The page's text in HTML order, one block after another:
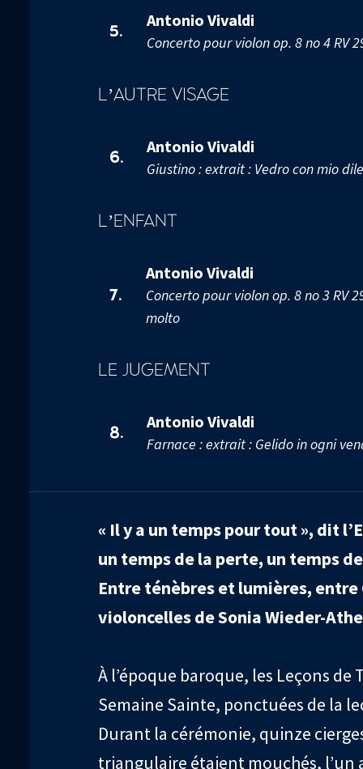
5.
Antonio Vivaldi
Concerto pour violon op. 8 no 4 RV
L’AUTRE VISAGE
6.
Antonio Vivaldi
Giustino : extrait : Vedro con mio
L’ENFANT
7.
Antonio Vivaldi
Concerto pour violon op. 8 no 3 RV
molto
LE JUGEMENT
8.
Antonio Vivaldi
Farnace : extrait : Gelido in ogni
« Il y a un temps pour tout », dit
un temps de la perte, un temps
Entre ténèbres et lumières,
violoncelles de Sonia Wieder-
À l’époque baroque, les Leçons
Semaine Sainte, ponctuées de la
Durant la cérémonie, quinze
triangulaire étaient mouchés, l’un